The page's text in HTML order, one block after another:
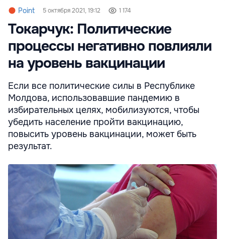
Point 5 октября 2021, 19:12 1 174
Токарчук: Политические
процессы негативно повлияли
на уровень вакцинации
Если все политические силы в Республике
Молдова, использовавшие пандемию в
избирательных целях, мобилизуются, чтобы
убедить население пройти вакцинацию,
повысить уровень вакцинации, может быть
результат.